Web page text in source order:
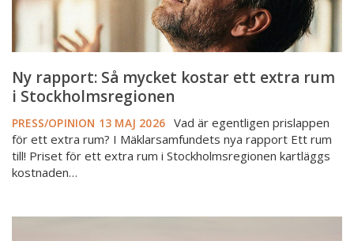
Stockholmsregionen
Ny rapport: Så mycket kostar ett extra rum
i Stockholmsregionen
PRESS/OPINION 13 MAJ 2026 Vad är egentligen prislappen
för ett extra rum? I Mäklarsamfundets nya rapport Ett rum
till! Priset för ett extra rum i Stockholmsregionen kartläggs
kostnaden…
Så